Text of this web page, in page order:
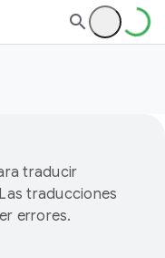
traducir
traducciones
errores.